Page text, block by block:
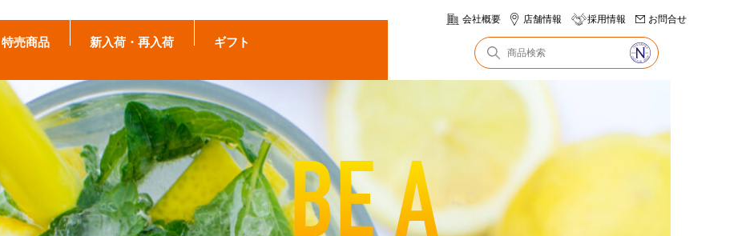
特売商品 新入荷・再入荷 ギフト
会社概要 店舗情報 採用情報 お問合せ